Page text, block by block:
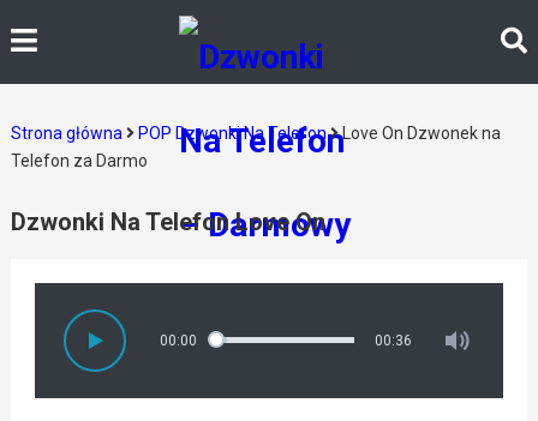
Strona główna POP Dzwonki Na Telefon
Love On Dzwonek na
Telefon za Darmo
Dzwonki Na Telefon Love On
00:00 00:36